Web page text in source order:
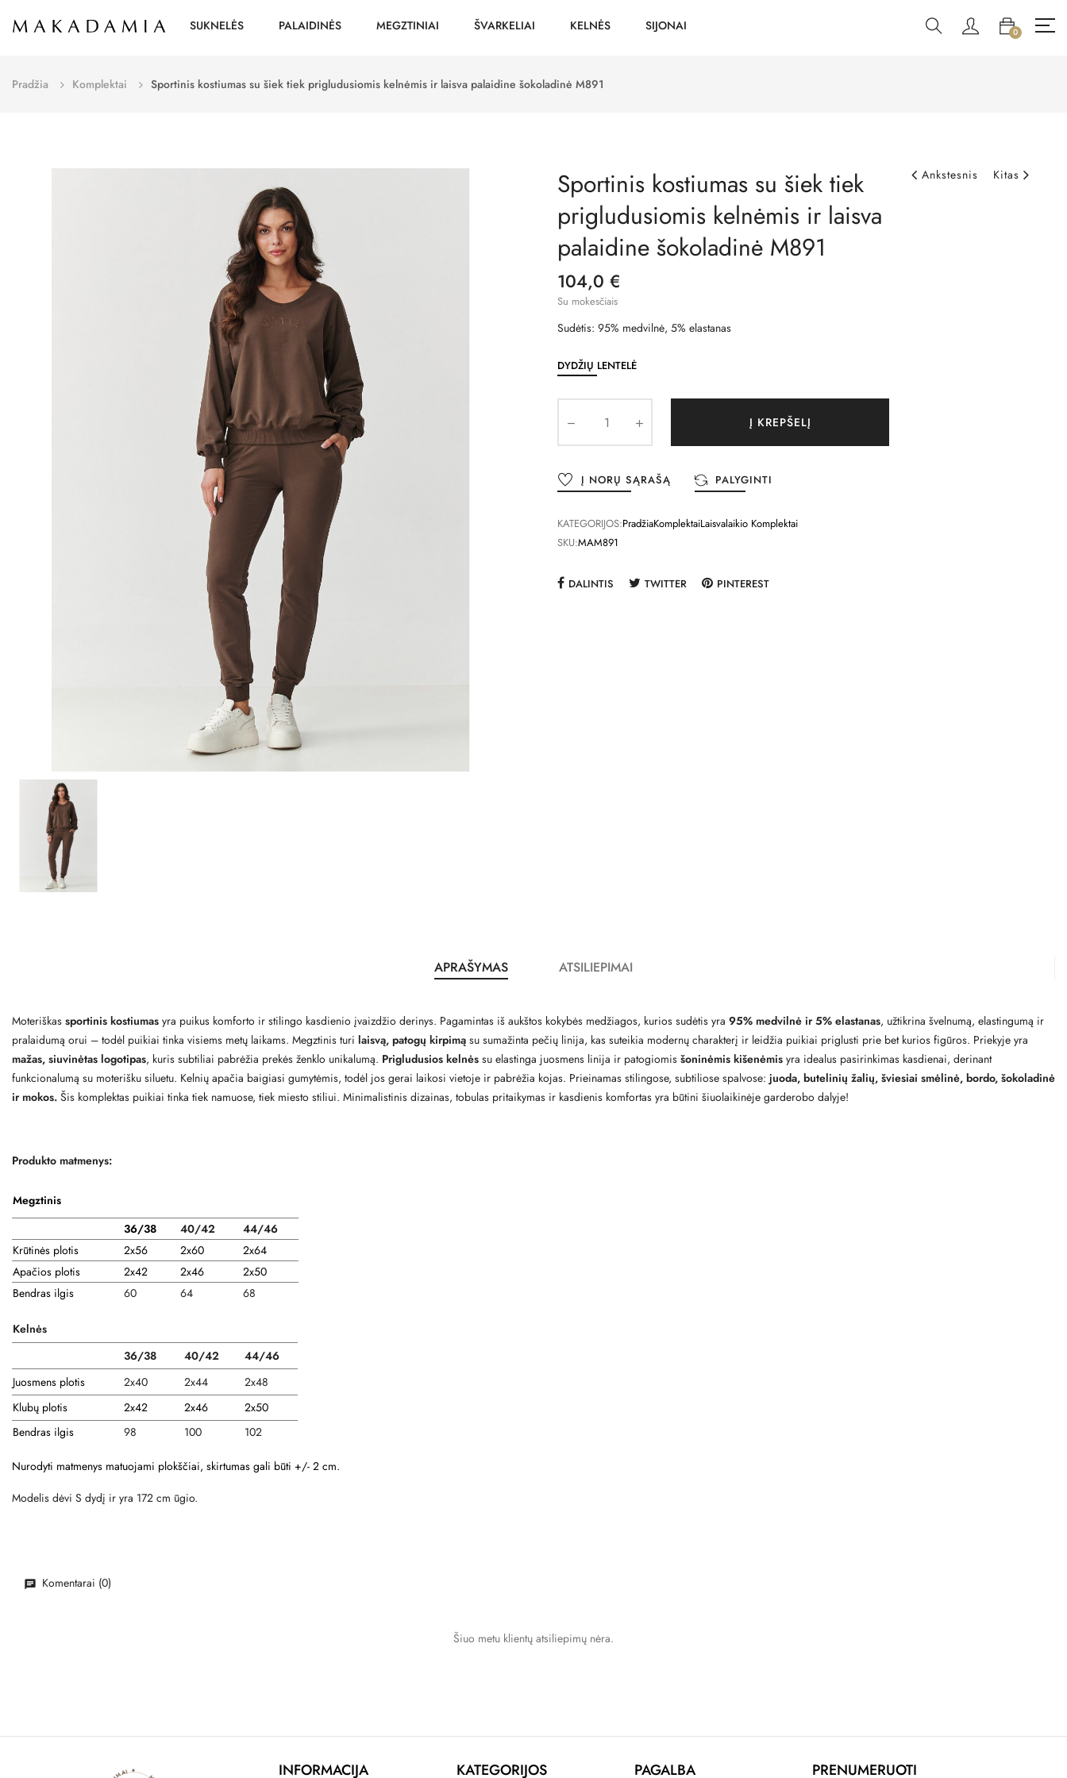
SUKNELĖS PALAIDINĖS MEGZTINIAI ŠVARKELIAI KELNĖS SIJONAI 0
Pradžia Komplektai Sportinis kostiumas su šiek tiek prigludusiomis kelnėmis ir laisva palaidine šokoladinė M891
Ankstesnis Kitas
Sportinis kostiumas su šiek tiek
prigludusiomis kelnėmis ir laisva
palaidine šokoladinė M891
104,0 €
Su mokesčiais
Sudėtis: 95% medvilnė, 5% elastanas
DYDŽIŲ LENTELĖ
Į KREPŠELĮ
Į NORŲ SĄRAŠĄ PALYGINTI
KATEGORIJOS:PradžiaKomplektaiLaisvalaikio Komplektai
SKU:MAM891
DALINTIS TWITTER PINTEREST
APRAŠYMAS ATSILIEPIMAI
Moteriškas sportinis kostiumas yra puikus komforto ir stilingo kasdienio įvaizdžio derinys. Pagamintas iš aukštos kokybės medžiagos, kurios sudėtis yra 95% medvilnė ir 5% elastanas, užtikrina švelnumą, elastingumą ir
pralaidumą orui – todėl puikiai tinka visiems metų laikams. Megztinis turi laisvą, patogų kirpimą su sumažinta pečių linija, kas suteikia modernų charakterį ir leidžia puikiai priglusti prie bet kurios figūros. Priekyje yra
mažas, siuvinėtas logotipas, kuris subtiliai pabrėžia prekės ženklo unikalumą. Prigludusios kelnės su elastinga juosmens linija ir patogiomis šoninėmis kišenėmis yra idealus pasirinkimas kasdienai, derinant
funkcionalumą su moterišku siluetu. Kelnių apačia baigiasi gumytėmis, todėl jos gerai laikosi vietoje ir pabrėžia kojas. Prieinamas stilingose, subtiliose spalvose: juoda, butelinių žalių, šviesiai smėlinė, bordo, šokoladinė
ir mokos. Šis komplektas puikiai tinka tiek namuose, tiek miesto stiliui. Minimalistinis dizainas, tobulas pritaikymas ir kasdienis komfortas yra būtini šiuolaikinėje garderobo dalyje!
Produkto matmenys:
Megztinis
36/38
40/42
44/46
Krūtinės plotis
2x56 2x60
2x64
Apačios plotis
2x42 2x46
2x50
Bendras ilgis
60 64 68
Kelnės
36/38
40/42
44/46
Juosmens plotis
2x40 2x44
2x48
Klubų plotis
2x42 2x46
2x50
Bendras ilgis
98 100 102
Nurodyti matmenys matuojami plokščiai, skirtumas gali būti +/- 2 cm.
Modelis dėvi S dydį ir yra 172 cm ūgio.
Komentarai (0)
Šiuo metu klientų atsiliepimų nėra.
INFORMACIJA KATEGORIJOS PAGALBA PRENUMERUOTI